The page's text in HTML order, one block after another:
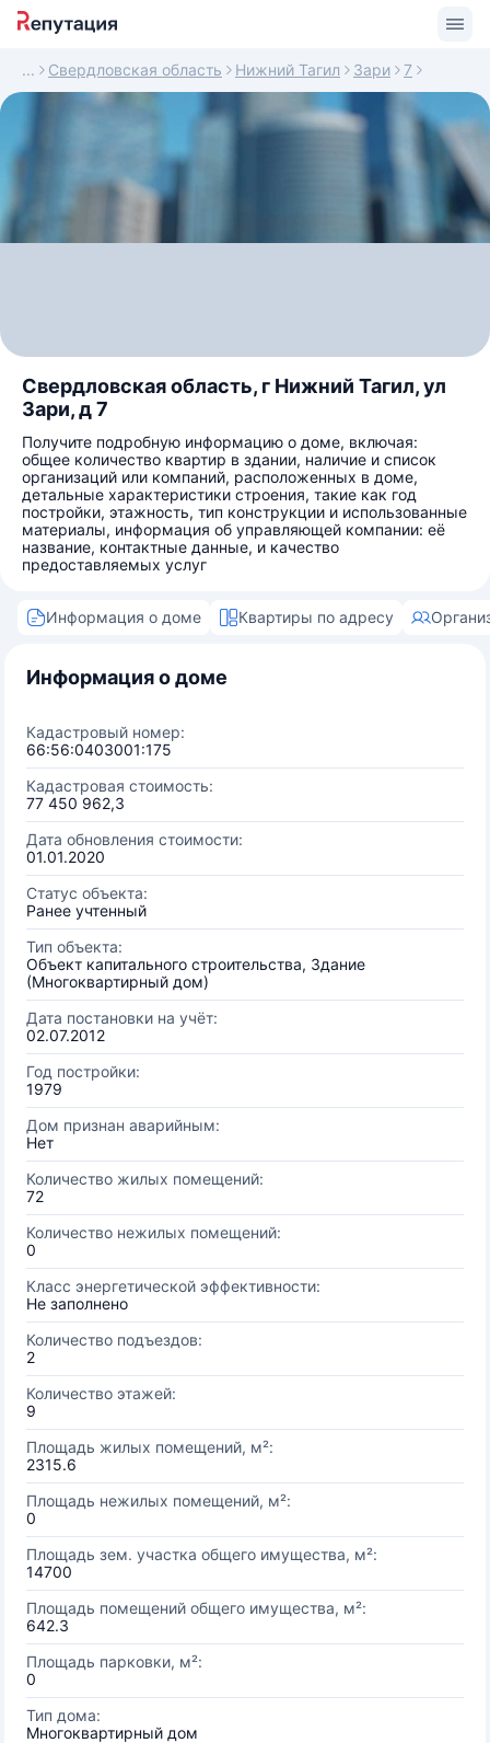
Свердловская область Нижний Тагил Зари 7
Свердловская область, г Нижний Тагил, ул
Зари, д 7
Получите подробную информацию о доме, включая:
общее количество квартир в здании, наличие и список
организаций или компаний, расположенных в доме,
детальные характеристики строения, такие как год
постройки, этажность, тип конструкции и использованные
материалы, информация об управляющей компании: её
название, контактные данные, и качество
предоставляемых услуг
Информация о доме Квартиры по адресу
Информация о доме
Кадастровый номер:
66:56:0403001:175
Кадастровая стоимость:
77 450 962,3
Дата обновления стоимости:
01.01.2020
Статус объекта:
Ранее учтенный
Тип объекта:
Объект капитального строительства, Здание
(Многоквартирный дом)
Дата постановки на учёт:
02.07.2012
Год постройки:
1979
Дом признан аварийным:
Нет
Количество жилых помещений:
72
Количество нежилых помещений:
0
Класс энергетической эффективности:
Не заполнено
Количество подъездов:
2
Количество этажей:
9
Площадь жилых помещений, м²:
2315.6
Площадь нежилых помещений, м²:
0
Площадь зем. участка общего имущества, м²:
14700
Площадь помещений общего имущества, м²:
642.3
Площадь парковки, м²:
0
Тип дома:
Многоквартирный дом